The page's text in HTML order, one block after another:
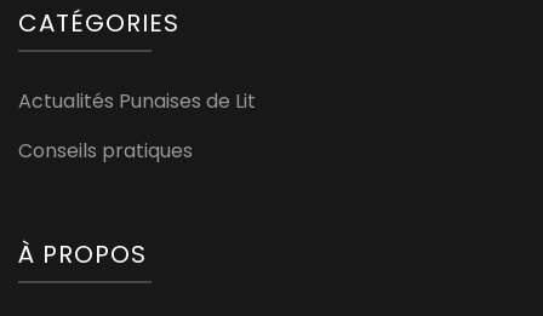
CATÉGORIES
Actualités Punaises de Lit
Conseils pratiques
À PROPOS